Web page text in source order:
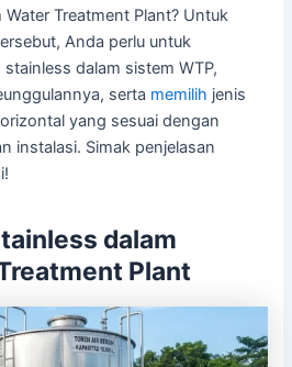
Treatment Plant? Untuk
Anda perlu untuk
dalam sistem WTP,
serta memilih jenis
yang sesuai dengan
instalasi. Simak penjelasan
dalam
Plant